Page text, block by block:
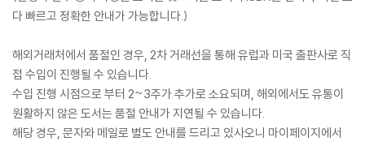
다 빠르고 정확한 안내가 가능합니다.)
해외거래처에서 품절인 경우, 2차 거래선을 통해 유럽과 미국 출판사로 직
접 수입이 진행될 수 있습니다.
수입 진행 시점으로 부터 2~3주가 추가로 소요되며, 해외에서도 유통이
원활하지 않은 도서는 품절 안내가 지연될 수 있습니다.
해당 경우, 문자와 메일로 별도 안내를 드리고 있사오니 마이페이지에서